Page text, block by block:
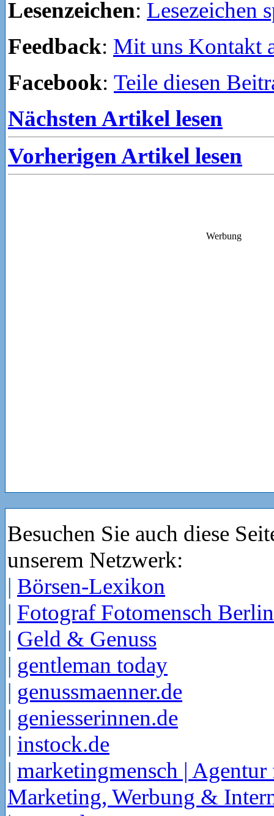
Lesenzeichen: Lesezeichen
Feedback: Mit uns Kontakt
Facebook: Teile diesen
Nächsten Artikel lesen
Vorherigen Artikel lesen
Werbung
Besuchen Sie auch diese
unserem Netzwerk:
| Börsen-Lexikon
| Fotograf Fotomensch Berlin
| Geld & Genuss
| gentleman today
| genussmaenner.de
| geniesserinnen.de
| instock.de
| marketingmensch | Agentur
Marketing, Werbung &